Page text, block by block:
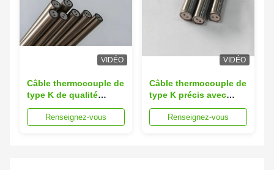
VIDÉO
Câble thermocouple de
type K de qualité
industrielle avec plage
de température de
Renseignez-vous
VIDÉO
Câble thermocouple de
type K précis avec
précision Classe I II III
pour une plage de
Renseignez-vous